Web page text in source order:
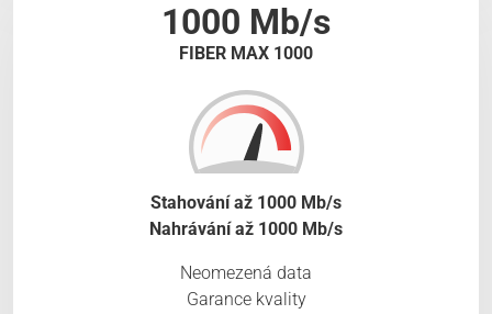
1000 Mb/s
FIBER MAX 1000
Stahování až 1000 Mb/s
Nahrávání až 1000 Mb/s
Neomezená data
Garance kvality